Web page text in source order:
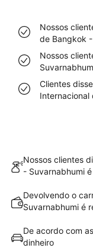
Nossos
de Bangkok
Nossos
Clientes
Internacional
Nossos clientes
- Suvarnabhumi
Devolvendo o
Suvarnabhumi é
De acordo com
dinheiro